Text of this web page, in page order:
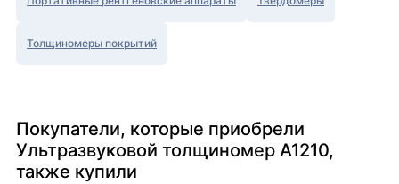
Толщиномеры покрытий
Покупатели, которые приобрели
Ультразвуковой толщиномер А1210,
также купили